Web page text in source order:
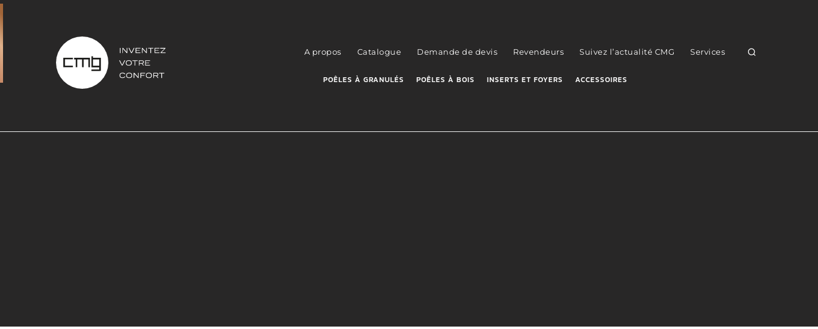
A propos Catalogue Demande de devis Revendeurs Suivez l’actualité CMG Services
POÊLES À GRANULÉS POÊLES À BOIS INSERTS ET FOYERS ACCESSOIRES